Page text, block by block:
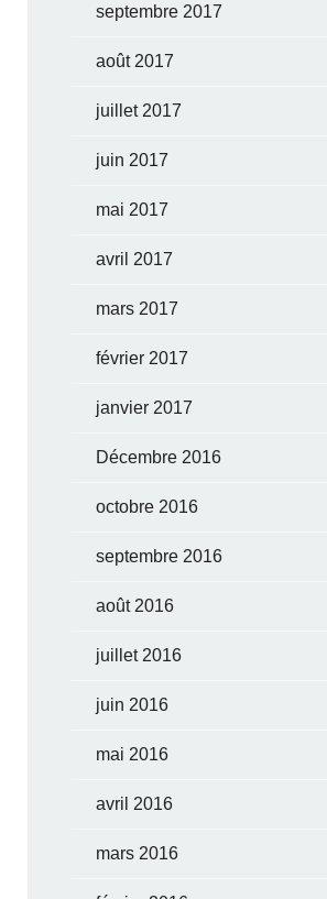
septembre 2017
août 2017
juillet 2017
juin 2017
mai 2017
avril 2017
mars 2017
février 2017
janvier 2017
Décembre 2016
octobre 2016
septembre 2016
août 2016
juillet 2016
juin 2016
mai 2016
avril 2016
mars 2016